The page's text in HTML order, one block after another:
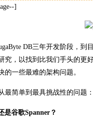
]
DB三年开发阶段，
究，以找到比我们手头的更
的一些最难的架构问题。
最简单到最具挑战性的问题：
是谷歌Spanner？